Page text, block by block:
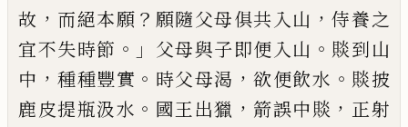
故 ， 而絕本願 ？ 願隨父母俱共入山 ，侍養之
宜不失時節 。」 父母與子即便入山 。 賧到山
中 ，種種豐實 。 時父母渴 ，欲便飲水 。 賧披
鹿皮提瓶汲水 。 國王出獵 ， 箭誤中賧 ， 正射